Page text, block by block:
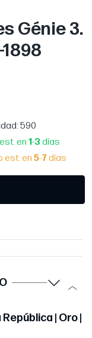
Génie 3.
: 590
en 1-3 días
est. en 5-7 días
| Oro |